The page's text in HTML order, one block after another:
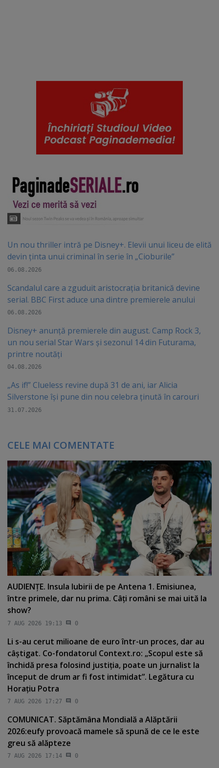
Un nou thriller intră pe Disney+. Elevii unui liceu de elită
devin ținta unui criminal în serie în „Cioburile”
06.08.2026
Scandalul care a zguduit aristocrația britanică devine
serial. BBC First aduce una dintre premierele anului
06.08.2026
Disney+ anunță premierele din august. Camp Rock 3,
un nou serial Star Wars și sezonul 14 din Futurama,
printre noutăți
04.08.2026
„As if!” Clueless revine după 31 de ani, iar Alicia
Silverstone își pune din nou celebra ținută în carouri
31.07.2026
CELE MAI COMENTATE
AUDIENŢE. Insula Iubirii de pe Antena 1. Emisiunea,
între primele, dar nu prima. Câţi români se mai uită la
show?
7 AUG 2026 19:13 0
Li s-au cerut milioane de euro într-un proces, dar au
câştigat. Co-fondatorul Context.ro: „Scopul este să
închidă presa folosind justiţia, poate un jurnalist la
început de drum ar fi fost intimidat”. Legătura cu
Horaţiu Potra
7 AUG 2026 17:27 0
COMUNICAT. Săptămâna Mondială a Alăptării
2026:eufy provoacă mamele să spună de ce le este
greu să alăpteze
7 AUG 2026 17:14 0